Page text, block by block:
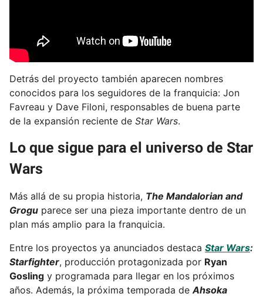
Detrás del proyecto también aparecen nombres
conocidos para los seguidores de la franquicia: Jon
Favreau y Dave Filoni, responsables de buena parte
de la expansión reciente de Star Wars.
Lo que sigue para el universo de Star
Wars
Más allá de su propia historia, The Mandalorian and
Grogu parece ser una pieza importante dentro de un
plan más amplio para la franquicia.
Entre los proyectos ya anunciados destaca Star Wars:
Starfighter, producción protagonizada por Ryan
Gosling y programada para llegar en los próximos
años. Además, la próxima temporada de Ahsoka